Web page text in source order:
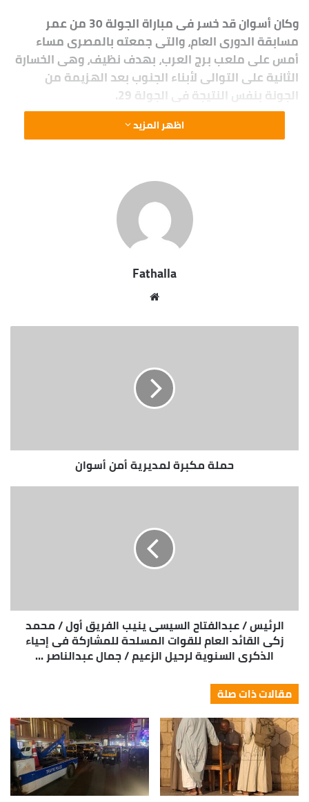
وكان أسوان قد خسر فى مباراة الجولة 30 من عمر
مسابقة الدورى العام، والتى جمعته بالمصرى مساء
أمس على ملعب برج العرب، بهدف نظيف، وهى الخسارة
الثانية على التوالى لأبناء الجنوب بعد الهزيمة من
الجونة بنفس النتيجة فى الجولة 29.
ومنذ انطلاق الدور الثانى حقق أسوان عدة نتائج طيبة
ويحتل أسوان المركز العاشر فى جدول مسابقة الدورى
العام برصيد 34 نقطة بعد 30 جولة خاضها أبناء الجنوب،
آخرين، وسجل لاعبو أسوان 34 هدفاً واستقبلت شباكهم
اظهر المزيد
Fathalla
حملة مكبرة لمديرية أمن أسوان
الرئيس / عبدالفتاح السيسى ينيب الفريق أول / محمد
زكى القائد العام للقوات المسلحة للمشاركة فى إحياء
الذكرى السنوية لرحيل الزعيم / جمال عبدالناصر ...
مقالات ذات صلة